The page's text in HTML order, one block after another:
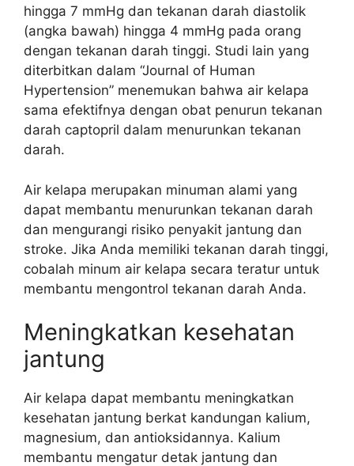
hingga 7 mmHg dan tekanan darah diastolik
(angka bawah) hingga 4 mmHg pada orang
dengan tekanan darah tinggi. Studi lain yang
diterbitkan dalam “Journal of Human
Hypertension” menemukan bahwa air kelapa
sama efektifnya dengan obat penurun tekanan
darah captopril dalam menurunkan tekanan
darah.
Air kelapa merupakan minuman alami yang
dapat membantu menurunkan tekanan darah
dan mengurangi risiko penyakit jantung dan
stroke. Jika Anda memiliki tekanan darah tinggi,
cobalah minum air kelapa secara teratur untuk
membantu mengontrol tekanan darah Anda.
Meningkatkan kesehatan
jantung
Air kelapa dapat membantu meningkatkan
kesehatan jantung berkat kandungan kalium,
magnesium, dan antioksidannya. Kalium
membantu mengatur detak jantung dan